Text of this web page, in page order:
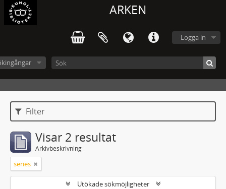
ARKEN
Logga in
Filter
Visar 2 resultat
Arkivbeskrivning
series
Utökade sökmöjligheter